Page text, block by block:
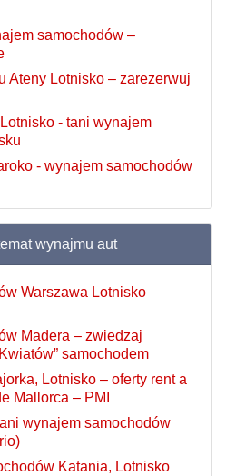
samochodów –
Ateny Lotnisko – zarezerwuj
- tani wynajem
- wynajem samochodów
wynajmu aut
Warszawa Lotnisko
Madera – zwiedzaj
samochodem
Lotnisko – oferty rent a
Mallorca – PMI
wynajem samochodów
Katania, Lotnisko